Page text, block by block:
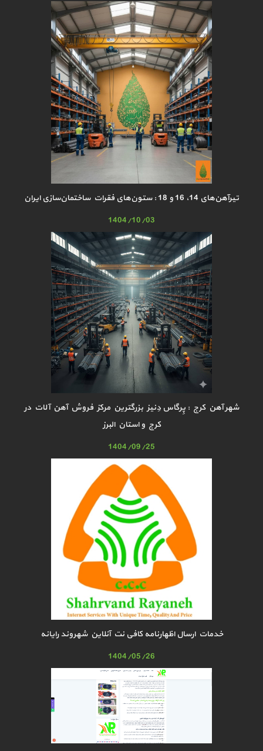
تیرآهن‌های 14، 16 و 18 : ستون‌های فقرات ساختمان‌سازی ایران
1404/10/03
شهر آهن کرج : پِرگاس دِنیز بزرگترین مرکز فروش آهن آلات در
کرج و استان البرز
1404/09/25
خدمات ارسال اظهارنامه کافی نت آنلاین شهروند رایانه
1404/05/26